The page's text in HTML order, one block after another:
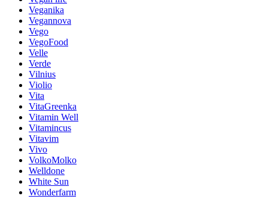
Veganika
Vegannova
Vego
VegoFood
Velle
Verde
Vilnius
Violio
Vita
VitaGreenka
Vitamin Well
Vitamincus
Vitavim
Vivo
VolkoMolko
Welldone
White Sun
Wonderfarm